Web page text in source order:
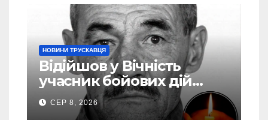
НОВИНИ ТРУСКАВЦЯ
Відійшов у Вічність
учасник бойових дій
Василь Іваникович зі
Станилі
СЕР 8, 2026